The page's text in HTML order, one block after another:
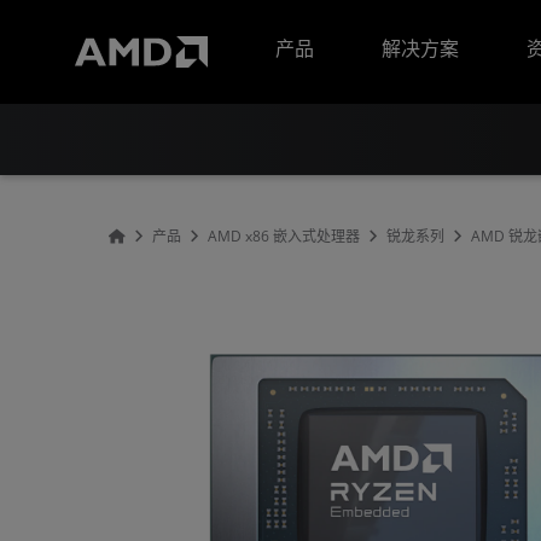
产品
解决方案
产品 AMD x86 嵌入式处理器 锐龙系列 AMD 锐